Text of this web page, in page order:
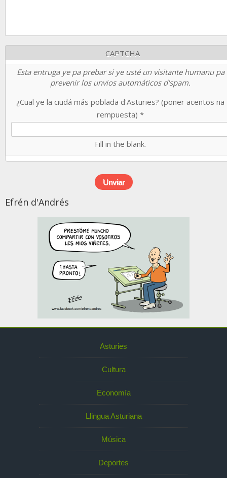
CAPTCHA
Esta entruga ye pa prebar si ye usté un visitante humanu pa
prevenir los unvios automáticos d'spam.
¿Cual ye la ciudá más poblada d'Asturies? (poner acentos na
rempuesta) *
Fill in the blank.
Efrén d'Andrés
Asturies
Cultura
Economía
Llingua Asturiana
Música
Deportes